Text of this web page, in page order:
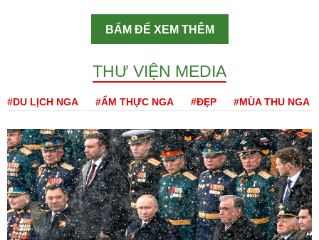
BẤM ĐỂ XEM THÊM
THƯ VIỆN MEDIA
#DU LỊCH NGA #ẨM THỰC NGA #ĐẸP #MÙA THU NGA